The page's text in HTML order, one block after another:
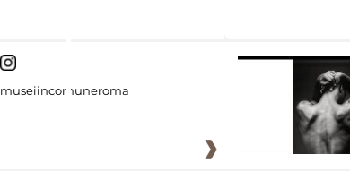
museiincomuneroma